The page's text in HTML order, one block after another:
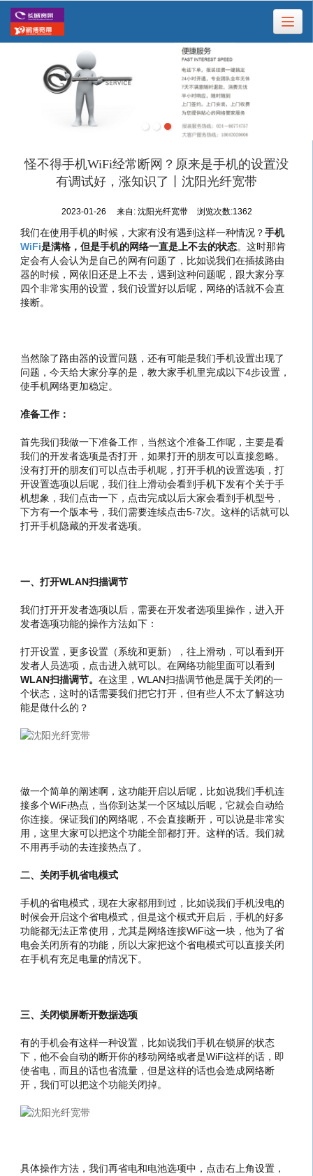
很遗憾，因您的浏览器版本过低导致无法获得最佳浏览体验，推荐下载安装谷歌浏览器！
怪不得手机WiFi经常断网？原来是手机的设置没
有调试好，涨知识了丨沈阳光纤宽带
2023-01-26 来自: 沈阳光纤宽带 浏览次数:1362
我们在使用手机的时候，大家有没有遇到这样一种情况？手机
WiFi是满格，但是手机的网络一直是上不去的状态。这时那肯
定会有人会认为是自己的网有问题了，比如说我们在插拔路由
器的时候，网依旧还是上不去，遇到这种问题呢，跟大家分享
四个非常实用的设置，我们设置好以后呢，网络的话就不会直
接断。
当然除了路由器的设置问题，还有可能是我们手机设置出现了
问题，今天给大家分享的是，教大家手机里完成以下4步设置，
使手机网络更加稳定。
准备工作：
首先我们我做一下准备工作，当然这个准备工作呢，主要是看
我们的开发者选项是否打开，如果打开的朋友可以直接忽略。
没有打开的朋友们可以点击手机呢，打开手机的设置选项，打
开设置选项以后呢，我们往上滑动会看到手机下发有个关于手
机想象，我们点击一下，点击完成以后大家会看到手机型号，
下方有一个版本号，我们需要连续点击5-7次。这样的话就可以
打开手机隐藏的开发者选项。
一、打开WLAN扫描调节
我们打开开发者选项以后，需要在开发者选项里操作，进入开
发者选项功能的操作方法如下：
打开设置，更多设置（系统和更新），往上滑动，可以看到开
发者人员选项，点击进入就可以。在网络功能里面可以看到
WLAN扫描调节。在这里，WLAN扫描调节他是属于关闭的一
个状态，这时的话需要我们把它打开，但有些人不太了解这功
能是做什么的？
做一个简单的阐述啊，这功能开启以后呢，比如说我们手机连
接多个WiFi热点，当你到达某一个区域以后呢，它就会自动给
你连接。保证我们的网络呢，不会直接断开，可以说是非常实
用，这里大家可以把这个功能全部都打开。这样的话。我们就
不用再手动的去连接热点了。
二、关闭手机省电模式
手机的省电模式，现在大家都用到过，比如说我们手机没电的
时候会开启这个省电模式，但是这个模式开启后，手机的好多
功能都无法正常使用，尤其是网络连接WiFi这一块，他为了省
电会关闭所有的功能，所以大家把这个省电模式可以直接关闭
在手机有充足电量的情况下。
三、关闭锁屏断开数据选项
有的手机会有这样一种设置，比如说我们手机在锁屏的状态
下，他不会自动的断开你的移动网络或者是WiFi这样的话，即
使省电，而且的话也省流量，但是这样的话也会造成网络断
开，我们可以把这个功能关闭掉。
具体操作方法，我们再省电和电池选项中，点击右上角设置，